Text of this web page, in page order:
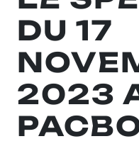
DU 17
2023